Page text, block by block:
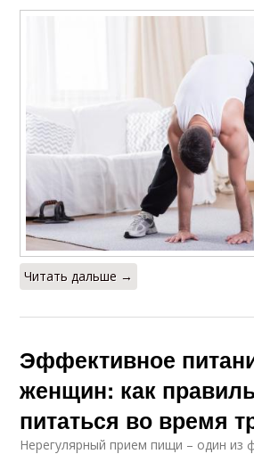
Читать дальше →
Эффективное
женщин: как
питаться во время
Нерегулярный прием пищи – один из